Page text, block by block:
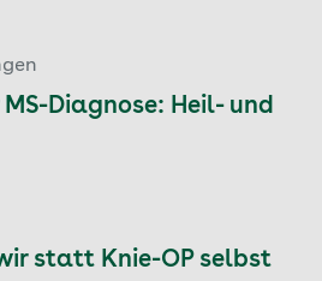
Diagnose: Heil- und
statt Knie-OP selbst